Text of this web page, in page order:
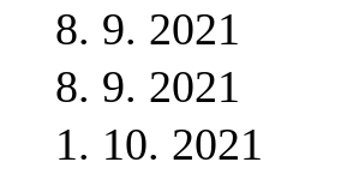
8. 9. 2021
8. 9. 2021
1. 10. 2021